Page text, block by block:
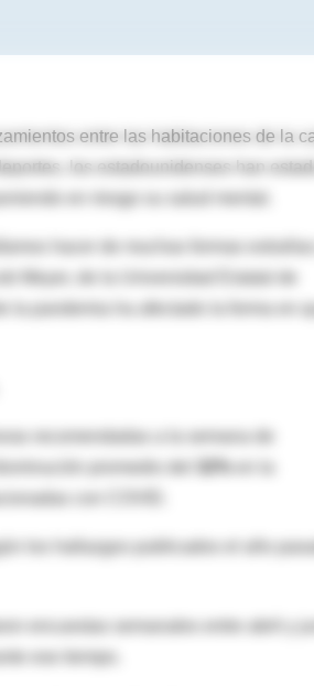
entre las habitaciones de la
los estadounidenses han
en riesgo su salud mental.
hacer de muchas formas
Meyer, de la Universidad Estatal de
la pandemia ha afectado la forma en
promedio del
con COVID.
los hallazgos publicados el año
encuestas semanales entre abril y
ese tiempo.